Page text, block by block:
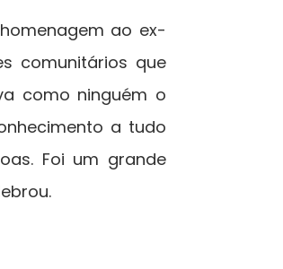
ao ex-
comunitários que
como ninguém o
a tudo
Foi um grande